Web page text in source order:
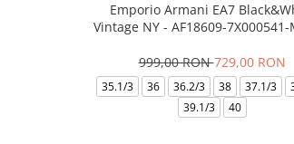
Emporio Armani EA7
Vintage NY - AF18609-7X000541-
999,00 RON729,00 RON
35.1/3 36 36.2/3 38 37.1/3
39.1/3
40